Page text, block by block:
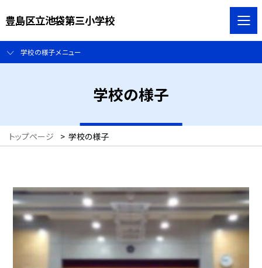
豊島区立池袋第三小学校
学校の様子メニュー
学校の様子
トップページ > 学校の様子